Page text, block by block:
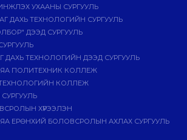
УХААНЫ СУРГУУЛЬ
ДАХЬ ТЕХНОЛОГИЙН СУРГУУЛЬ
ДЭЭД СУРГУУЛЬ
ДАХЬ ТЕХНОЛОГИЙН ДЭЭД СУРГУУЛЬ
ПОЛИТЕХНИК КОЛЛЕЖ
КОЛЛЕЖ
ХҮРЭЭЛЭН
ЕРӨНХИЙ БОЛОВСРОЛЫН АХЛАХ СУРГУУЛЬ